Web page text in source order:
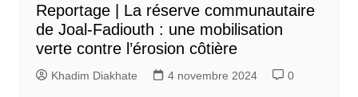
Reportage | La réserve communautaire
de Joal-Fadiouth : une mobilisation
verte contre l’érosion côtière
Khadim Diakhate 4 novembre 2024 0